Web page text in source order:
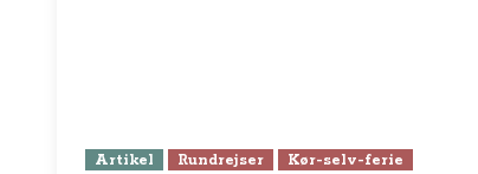
Artikel Rundrejser Kør-selv-ferie